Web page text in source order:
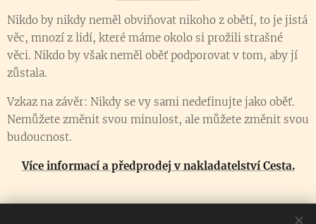
Nikdo by nikdy neměl obviňovat nikoho z obětí, to je jistá
věc, mnozí z lidí, které máme okolo si prožili strašné
věci. Nikdo by však neměl oběť podporovat v tom, aby jí
zůstala.
Vzkaz na závěr: Nikdy se vy sami nedefinujte jako oběť.
Nemůžete změnit svou minulost, ale můžete změnit svou
budoucnost.
Více informací a předprodej v nakladatelství Cesta.